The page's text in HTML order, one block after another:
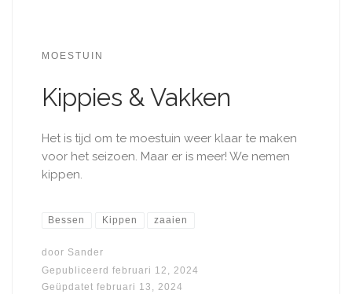
MOESTUIN
Kippies & Vakken
Het is tijd om te moestuin weer klaar te maken
voor het seizoen. Maar er is meer! We nemen
kippen.
Bessen Kippen zaaien
door Sander
Gepubliceerd februari 12, 2024
Geüpdatet februari 13, 2024